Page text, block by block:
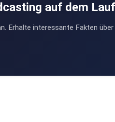
auf dem
Erhalte interessante Fakten